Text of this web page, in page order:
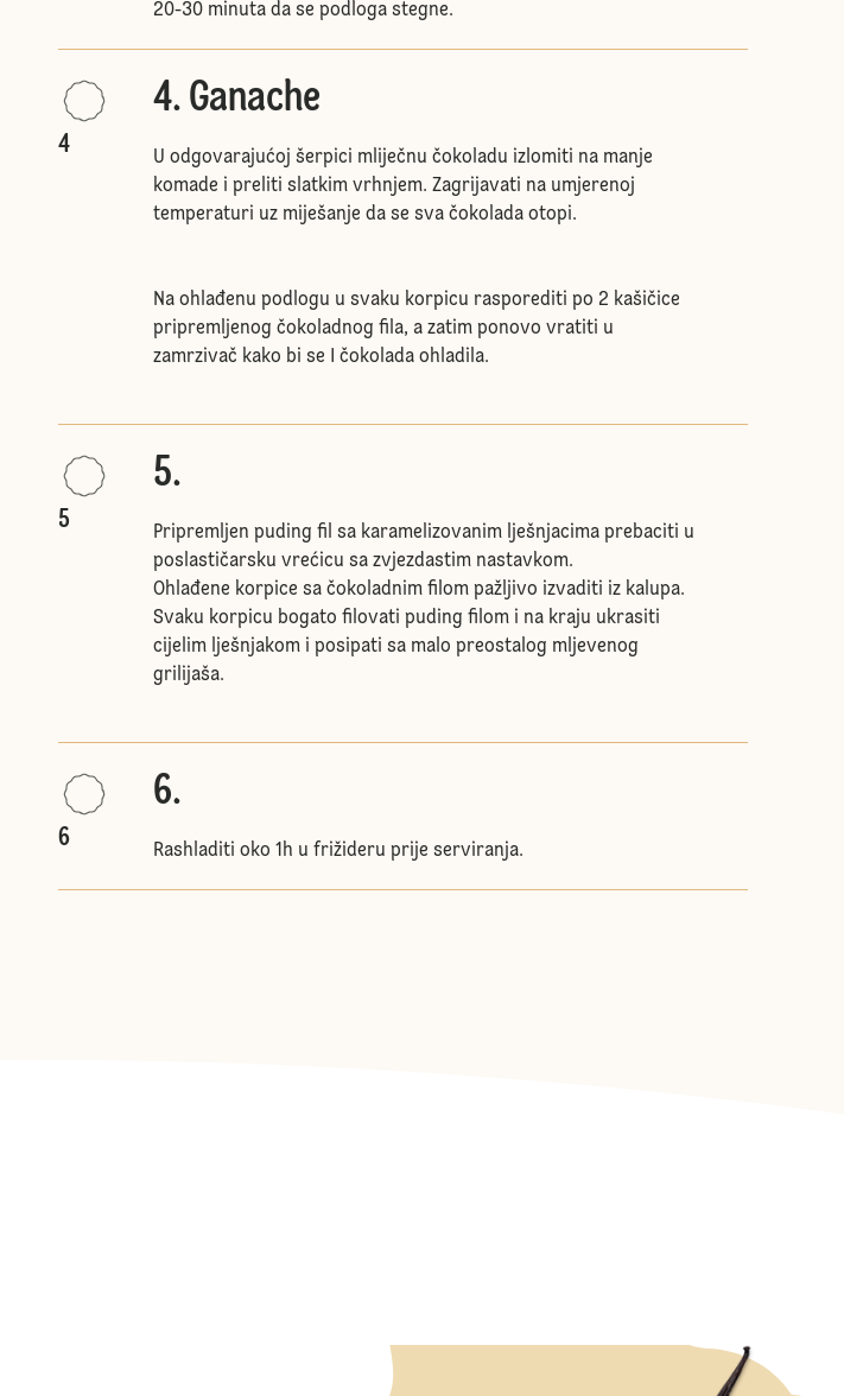
20-30 minuta da se podloga stegne.
4
4. Ganache
U odgovarajućoj šerpici mliječnu čokoladu izlomiti na manje
komade i preliti slatkim vrhnjem. Zagrijavati na umjerenoj
temperaturi uz miješanje da se sva čokolada otopi.
Na ohlađenu podlogu u svaku korpicu rasporediti po 2 kašičice
pripremljenog čokoladnog fila, a zatim ponovo vratiti u
zamrzivač kako bi se I čokolada ohladila.
5
5.
Pripremljen puding fil sa karamelizovanim lješnjacima prebaciti u
poslastičarsku vrećicu sa zvjezdastim nastavkom.
Ohlađene korpice sa čokoladnim filom pažljivo izvaditi iz kalupa.
Svaku korpicu bogato filovati puding filom i na kraju ukrasiti
cijelim lješnjakom i posipati sa malo preostalog mljevenog
grilijaša.
6
6.
Rashladiti oko 1h u frižideru prije serviranja.